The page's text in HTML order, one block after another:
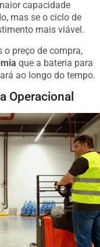
capacidade
mas se o ciclo de
mais viável.
o preço de compra,
que a bateria para
ao longo do tempo.
Operacional